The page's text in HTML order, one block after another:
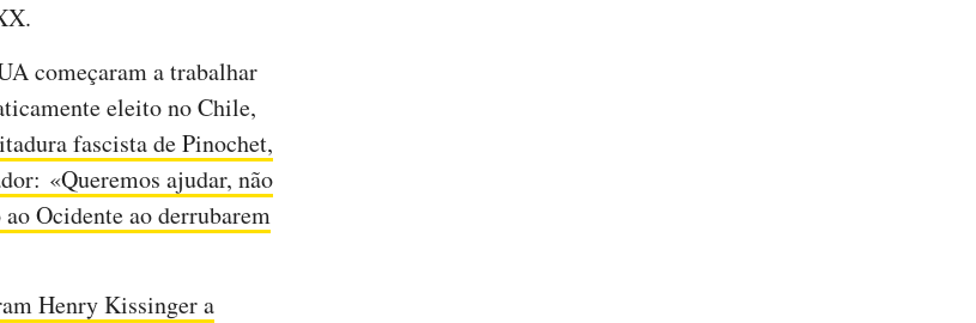
começaram a trabalhar
eleito no Chile,
fascista de Pinochet,
«Queremos ajudar, não
Ocidente ao derrubarem
Henry Kissinger a